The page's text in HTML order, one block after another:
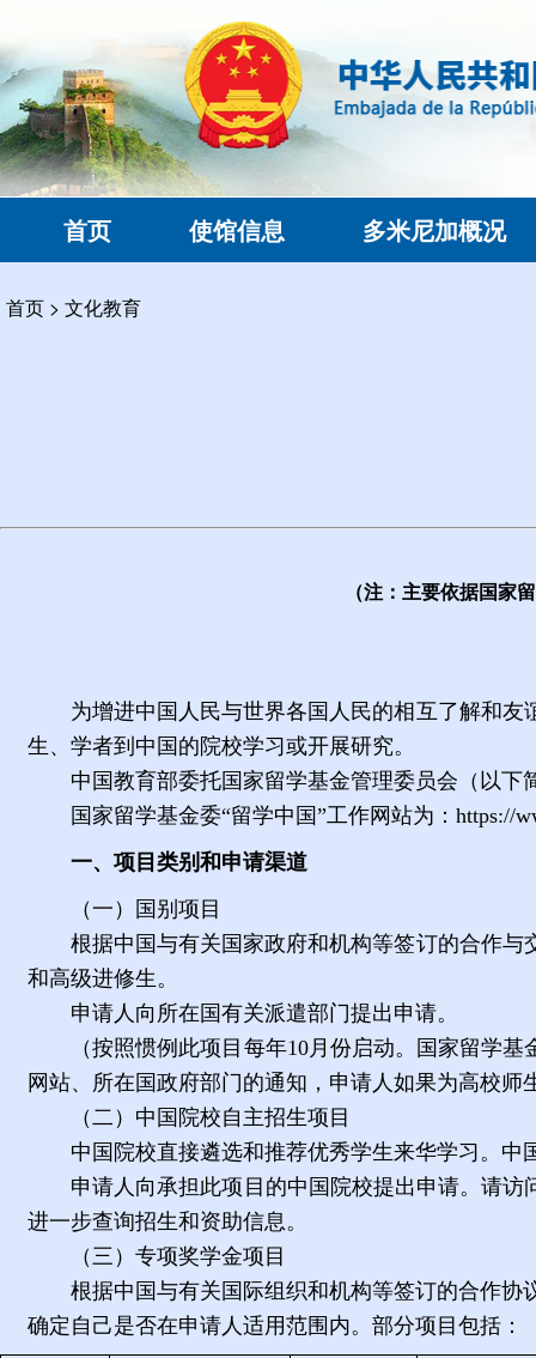
首页 使馆信息 多米尼加概况
首页 > 文化教育
（注：主要依据国家
为增进中国人民与世界各国人民的相互了解和
生、学者到中国的院校学习或开展研究。
中国教育部委托国家留学基金管理委员会（以下
国家留学基金委“留学中国”工作网站为： https://
一、项目类别和申请渠道
（一）国别项目
根据中国与有关国家政府和机构等签订的合作
和高级进修生。
申请人向所在国有关派遣部门提出申请。
（按照惯例此项目每年10月份启动。国家留学基
网站、所在国政府部门的通知，申请人如果为高校
（二）中国院校自主招生项目
中国院校直接遴选和推荐优秀学生来华学习。
申请人向承担此项目的中国院校提出申请。请
进一步查询招生和资助信息。
（三）专项奖学金项目
根据中国与有关国际组织和机构等签订的合作
确定自己是否在申请人适用范围内。部分项目包括：